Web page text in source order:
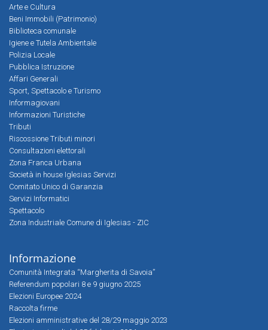
Arte e Cultura
Beni Immobili (Patrimonio)
Biblioteca comunale
Igiene e Tutela Ambientale
Polizia Locale
Pubblica Istruzione
Affari Generali
Sport, Spettacolo e Turismo
Informagiovani
Informazioni Turistiche
Tributi
Riscossione Tributi minori
Consultazioni elettorali
Zona Franca Urbana
Società in house Iglesias Servizi
Comitato Unico di Garanzia
Servizi Informatici
Spettacolo
Zona Industriale Comune di Iglesias - ZIC
Informazione
Comunità Integrata “Margherita di Savoia”
Referendum popolari 8 e 9 giugno 2025
Elezioni Europee 2024
Raccolta firme
Elezioni amministrative del 28/29 maggio 2023